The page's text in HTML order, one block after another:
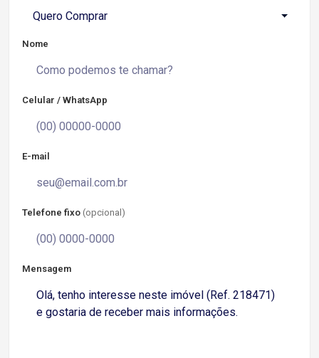
Quero Comprar
Nome
Celular / WhatsApp
E-mail
Telefone fixo (opcional)
Mensagem